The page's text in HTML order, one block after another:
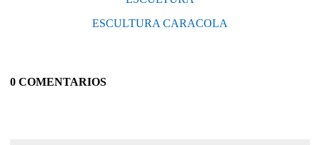
ESCULTURA CARACOLA
0 COMENTARIOS